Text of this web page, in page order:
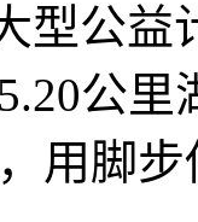
型公
公
用脚